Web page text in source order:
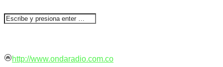
http://www.ondaradio.com.co